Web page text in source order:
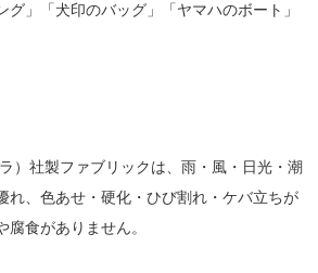
グ」「犬印のバッグ」「ヤマハのボート」
）社製ファブリックは、雨・風・日光・潮
れ、色あせ・硬化・ひび割れ・ケバ立ちが
食がありません。